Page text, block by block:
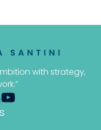
with strategy,